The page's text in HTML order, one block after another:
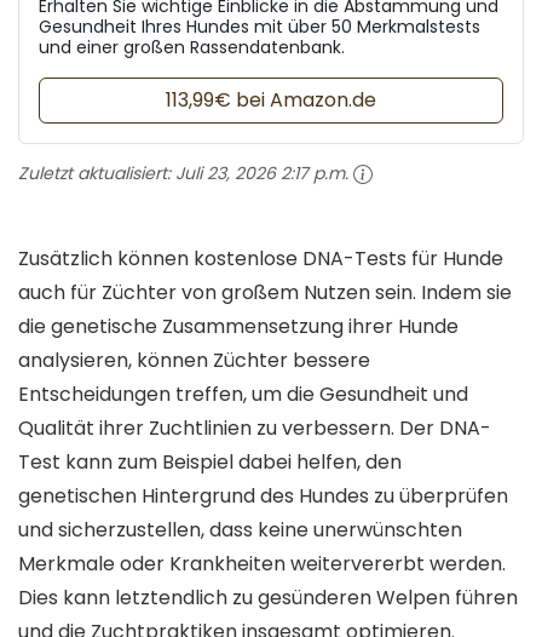
Erhalten Sie wichtige Einblicke in die Abstammung und
Gesundheit Ihres Hundes mit über 50 Merkmalstests
und einer großen Rassendatenbank.
113,99€ bei Amazon.de
Zuletzt aktualisiert: Juli 23, 2026 2:17 p.m.
Zusätzlich können kostenlose DNA-Tests für Hunde
auch für Züchter von großem Nutzen sein. Indem sie
die genetische Zusammensetzung ihrer Hunde
analysieren, können Züchter bessere
Entscheidungen treffen, um die Gesundheit und
Qualität ihrer Zuchtlinien zu verbessern. Der DNA-
Test kann zum Beispiel dabei helfen, den
genetischen Hintergrund des Hundes zu überprüfen
und sicherzustellen, dass keine unerwünschten
Merkmale oder Krankheiten weitervererbt werden.
Dies kann letztendlich zu gesünderen Welpen führen